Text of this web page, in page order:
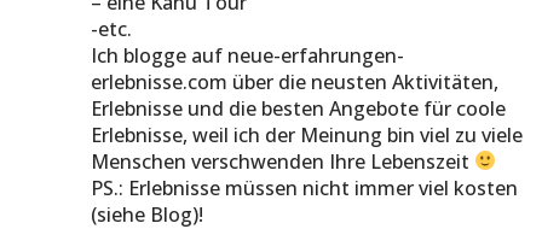
-etc.
Ich blogge auf neue-erfahrungen-
erlebnisse.com über die neusten Aktivitäten,
Erlebnisse und die besten Angebote für coole
Erlebnisse, weil ich der Meinung bin viel zu viele
Menschen verschwenden Ihre Lebenszeit
PS.: Erlebnisse müssen nicht immer viel kosten
(siehe Blog)!